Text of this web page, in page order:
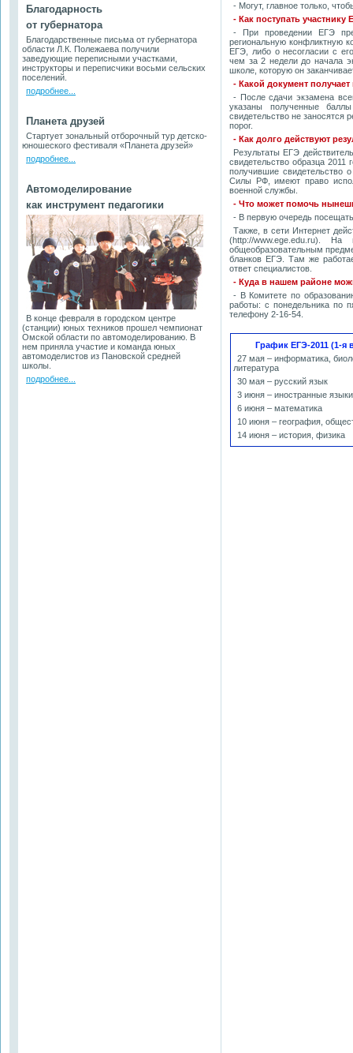
Благодарность
от губернатора
Благодарственные письма от губернатора
области Л.К. Полежаева получили
заведующие переписными участками,
инструкторы и переписчики восьми сельских
поселений.
подробнее...
Планета друзей
Стартует зональный отборочный тур детско-
юношеского фестиваля «Планета друзей»
подробнее...
Автомоделирование
как инструмент педагогики
В конце февраля в городском центре
(станции) юных техников прошел чемпионат
Омской области по автомоделированию. В
нем приняла участие и команда юных
автомоделистов из Пановской средней
школы.
подробнее...
- Могут, главное только,
- Как поступать участнику
- При проведении ЕГЭ
региональную конфликтную
ЕГЭ, либо о несогласии с
чем за 2 недели до начала
школе, которую он
- Какой документ
- После сдачи экзамена
указаны полученные
свидетельство не заносятся
порог.
- Как долго действуют
Результаты ЕГЭ
свидетельство образца
получившие свидетельство
Силы РФ, имеют право
военной службы.
- Что может помочь
- В первую очередь
Также, в сети Интернет
(http://www.ege.edu.ru).
общеобразовательным
бланков ЕГЭ. Там же
ответ специалистов.
- Куда в нашем районе
- В Комитете по
работы: с понедельника по
телефону 2-16-54.
График ЕГЭ-2011 (1-я
27 мая – информатика,
литература
30 мая – русский язык
3 июня – иностранные
6 июня – математика
10 июня – география,
14 июня – история, физика